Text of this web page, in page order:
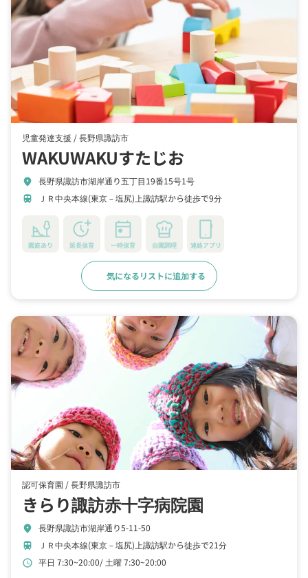
児童発達支援 /長野県諏訪市
WAKUWAKUすたじお
location_on 長野県諏訪市湖岸通り五丁目19番15号1号
train ＪＲ中央本線(東京－塩尻)上諏訪駅から徒歩で9分
園庭あり 延長保育 一時保育 自園調理 連絡アプリ
気になるリストに追加する
認可保育園 /長野県諏訪市
きらり諏訪赤十字病院園
location_on 長野県諏訪市湖岸通り5-11-50
train ＪＲ中央本線(東京－塩尻)上諏訪駅から徒歩で21分
schedule 平日 7:30~20:00 土曜 7:30~20:00